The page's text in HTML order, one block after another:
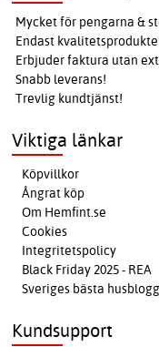
Mycket för pengarna &
Endast
Erbjuder faktura utan
Snabb leverans!
Trevlig kundtjänst!
Viktiga länkar
Köpvillkor
Ångrat köp
Om Hemfint.se
Cookies
Integritetspolicy
Black Friday 2025 - REA
Sveriges bästa
Kundsupport